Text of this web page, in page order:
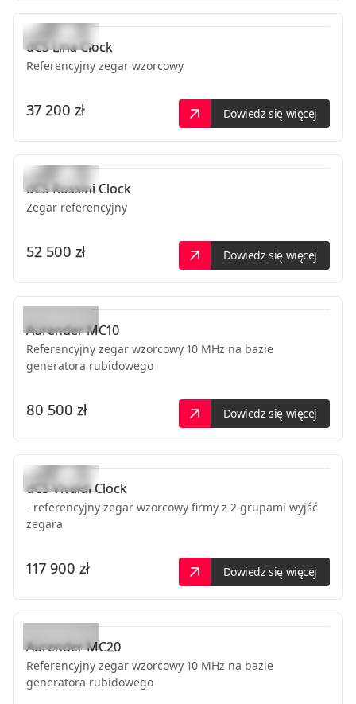
dCSLina Clock
Referencyjny zegar wzorcowy
37 200 zł Dowiedz się więcej
dCSRossini Clock
Zegar referencyjny
52 500 zł Dowiedz się więcej
AurenderMC10
Referencyjny zegar wzorcowy 10 MHz na bazie
generatora rubidowego
80 500 zł Dowiedz się więcej
dCSVivaldi Clock
- referencyjny zegar wzorcowy firmy z 2 grupami wyjść
zegara
117 900 zł Dowiedz się więcej
AurenderMC20
Referencyjny zegar wzorcowy 10 MHz na bazie
generatora rubidowego